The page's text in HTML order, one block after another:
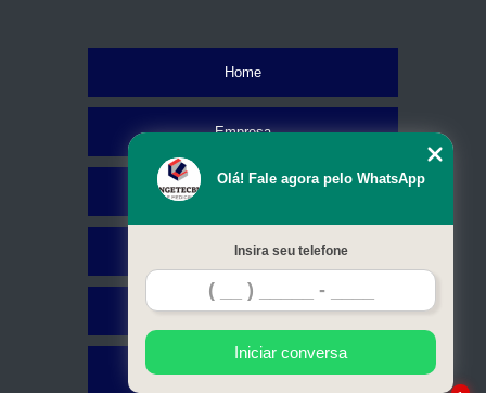
Home
Empresa
Serviços
Contato
Mapa do site
Olá! Fale agora pelo WhatsApp
Insira seu telefone
Iniciar conversa